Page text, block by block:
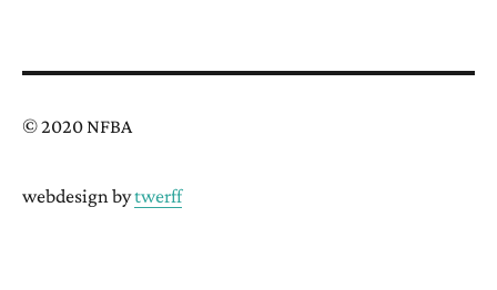
© 2020 NFBA
webdesign bytwerff